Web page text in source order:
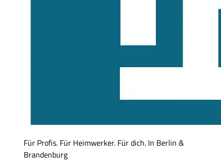
Für Profis. Für Heimwerker. Für dich. In Berlin &
Brandenburg